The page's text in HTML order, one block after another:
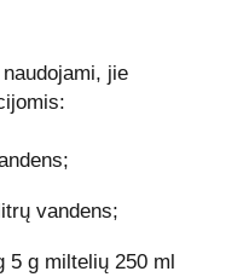
jie
vandens;
g miltelių 250 ml